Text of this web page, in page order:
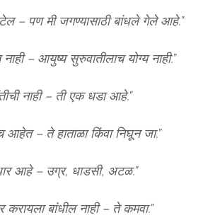
– पण मी जगण्यासाठी बांधले गेले आहे.”
– आयुष्य सुरुवातीलाच योग्य नाही.”
नाही – ती एक धडा आहे.”
आहेत – ते हाताळा किंवा निघून जा.”
आहे – उग्र, धाडसी, अटळ.”
करायला बांधील नाही – ते कमवा.”